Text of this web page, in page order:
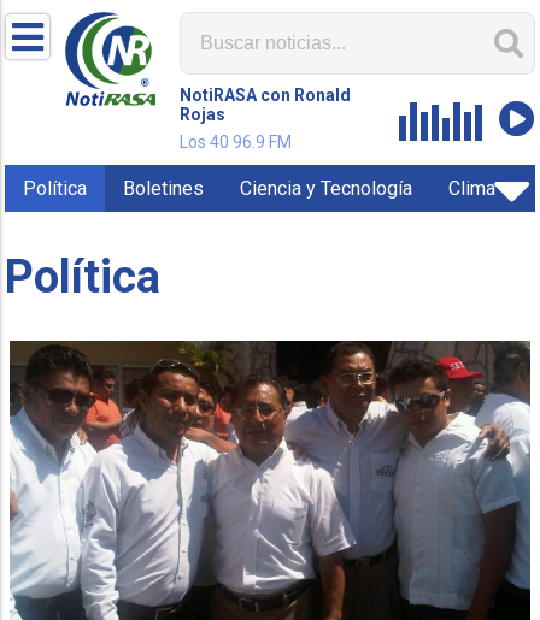
NotiRASA con Ronald
Rojas
Los 40 96.9 FM
Política Boletines Ciencia y Tecnología Clima
Política